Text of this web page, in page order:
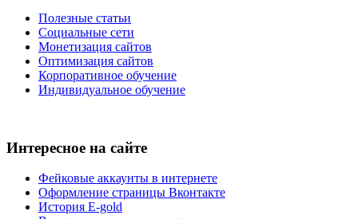
Полезные статьи
Социальные сети
Монетизация сайтов
Оптимизация сайтов
Корпоративное обучение
Индивидуальное обучение
Интересное на сайте
Фейковые аккаунты в интернете
Оформление страницы Вконтакте
История E-gold